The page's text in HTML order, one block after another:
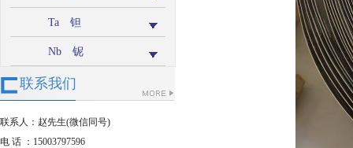
Ta 钽
Nb 铌
联系我们
联系人：赵先生(微信同号)
电 话 ：15003797596